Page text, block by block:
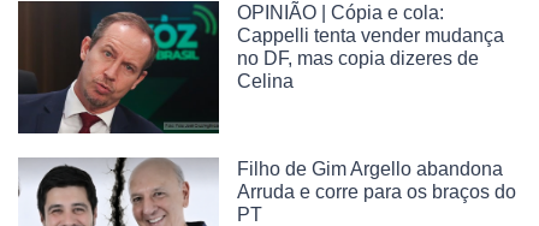
OPINIÃO | Cópia e cola:
Cappelli tenta vender mudança
no DF, mas copia dizeres de
Celina
Filho de Gim Argello abandona
Arruda e corre para os braços do
PT